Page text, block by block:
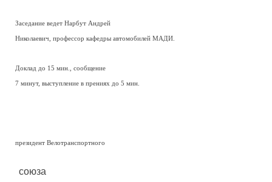
Заседание ведет Нарбут Андрей
Николаевич, профессор кафедры автомобилей МАДИ.
Доклад до 15 мин., сообщение
7 минут, выступление в прениях до 5 мин.
президент Велотранспортного
союза